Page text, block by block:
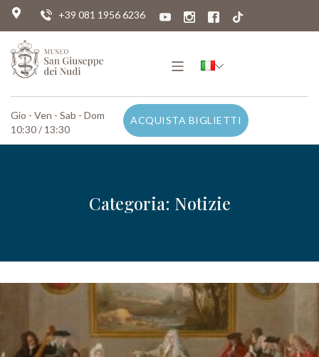
+39 081 1956 6236
Gio - Ven - Sab - Dom
10:30 / 13:30
ACQUISTA BIGLIETTI
Categoria: Notizie